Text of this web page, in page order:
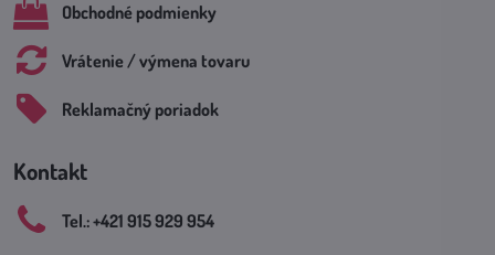
Obchodné podmienky
Vrátenie / výmena tovaru
Reklamačný poriadok
Kontakt
Tel​.: +421 915 929 954